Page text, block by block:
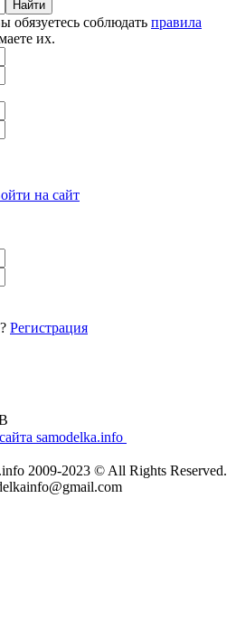
обязуетесь соблюдать правила
их.
на сайт
Регистрация
samodelka.info
2009-2023 © All Rights Reserved.